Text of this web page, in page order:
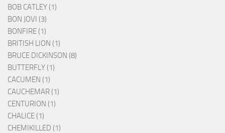
BOB CATLEY (1)
BON JOVI (3)
BONFIRE (1)
BRITISH LION (1)
BRUCE DICKINSON (8)
BUTTERFLY (1)
CACUMEN (1)
CAUCHEMAR (1)
CENTURION (1)
CHALICE (1)
CHEMIKILLED (1)